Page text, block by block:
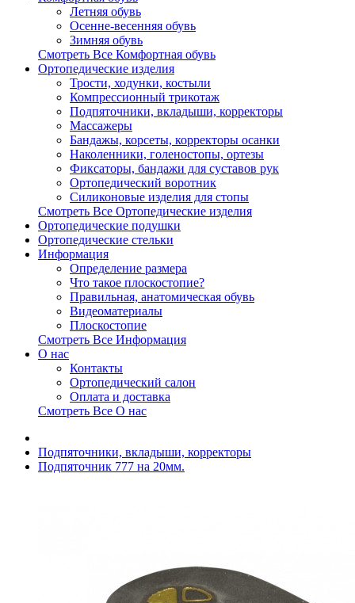
Летняя обувь
Осенне-весенняя обувь
Зимняя обувь
Смотреть Все Комфортная обувь
Ортопедические изделия
Трости, ходунки, костыли
Компрессионный трикотаж
Подпяточники, вкладыши, корректоры
Массажеры
Бандажы, корсеты, корректоры осанки
Наколенники, голеностопы, ортезы
Фиксаторы, бандажи для суставов рук
Ортопедический воротник
Силиконовые изделия для стопы
Смотреть Все Ортопедические изделия
Ортопедические подушки
Ортопедические стельки
Информация
Определение размера
Что такое плоскостопие?
Правильная, анатомическая обувь
Видеоматериалы
Плоскостопие
Смотреть Все Информация
О нас
Контакты
Ортопедический салон
Оплата и доставка
Смотреть Все О нас
Подпяточники, вкладыши, корректоры
Подпяточник 777 на 20мм.